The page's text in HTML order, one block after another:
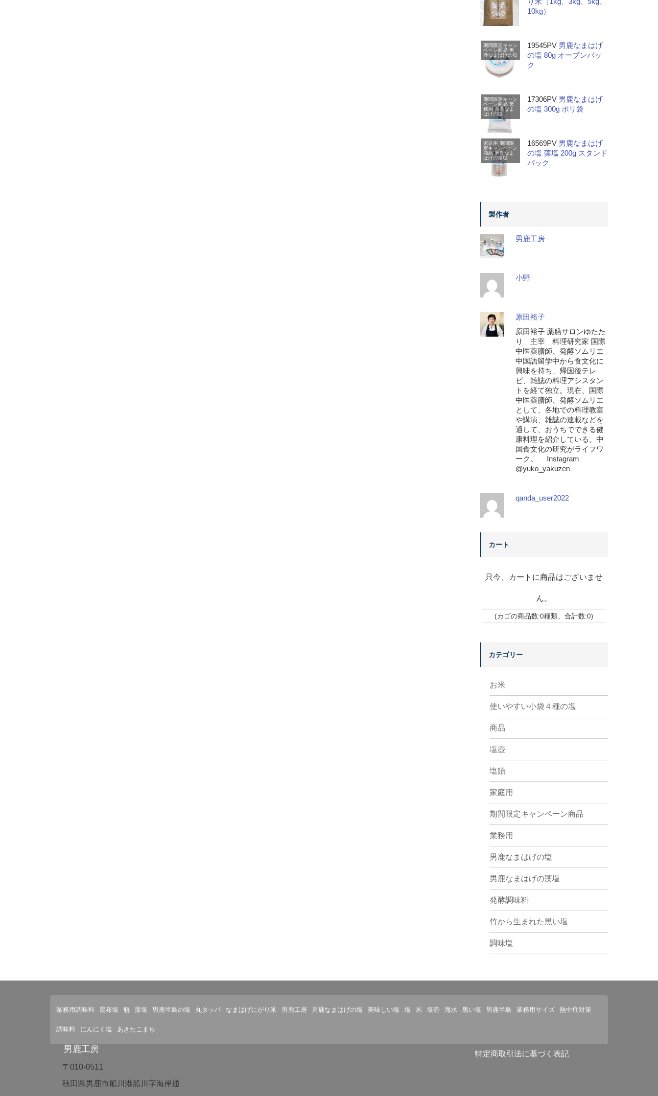
10kg）
期間限定キャン
ペーン商品 男
鹿なまはげの塩
19545PV 男鹿なまはげ
の塩 80g オープンパッ
ク
期間限定キャン
ペーン商品 業
務用 男鹿なま
はげの塩
17306PV 男鹿なまはげ
の塩 300g ポリ袋
家庭用 期間限
定キャンペーン
商品 男鹿なま
はげの藻塩
16569PV 男鹿なまはげ
の塩 藻塩 200g スタンド
パック
製作者
男鹿工房
小野
原田裕子
原田裕子 薬膳サロンゆたた
り 主宰 料理研究家 国際
中医薬膳師、発酵ソムリエ
中国語留学中から食文化に
興味を持ち、帰国後テレ
ビ、雑誌の料理アシスタン
トを経て独立。現在、国際
中医薬膳師、発酵ソムリエ
として、各地での料理教室
や講演、雑誌の連載などを
通して、おうちでできる健
康料理を紹介している。中
国食文化の研究がライフワ
ーク。 Instagram
@yuko_yakuzen
qanda_user2022
カート
只今、カートに商品はございませ
ん。
(カゴの商品数:0種類、合計数:0)
カテゴリー
お米
使いやすい小袋４種の塩
商品
塩壺
塩飴
家庭用
期間限定キャンペーン商品
業務用
男鹿なまはげの塩
男鹿なまはげの藻塩
発酵調味料
竹から生まれた黒い塩
調味塩
業務用調味料 昆布塩 瓶 藻塩 男鹿半島の塩 丸タッパ なまはげにがり米 男鹿工房 男鹿なまはげの塩 美味しい塩 塩 米 塩壺 海水 黒い塩 男鹿半島 業務用サイズ 熱中症対策
調味料 にんにく塩 あきたこまち
男鹿工房
〒010-0511
秋田県男鹿市船川港船川字海岸通
特定商取引法に基づく表記